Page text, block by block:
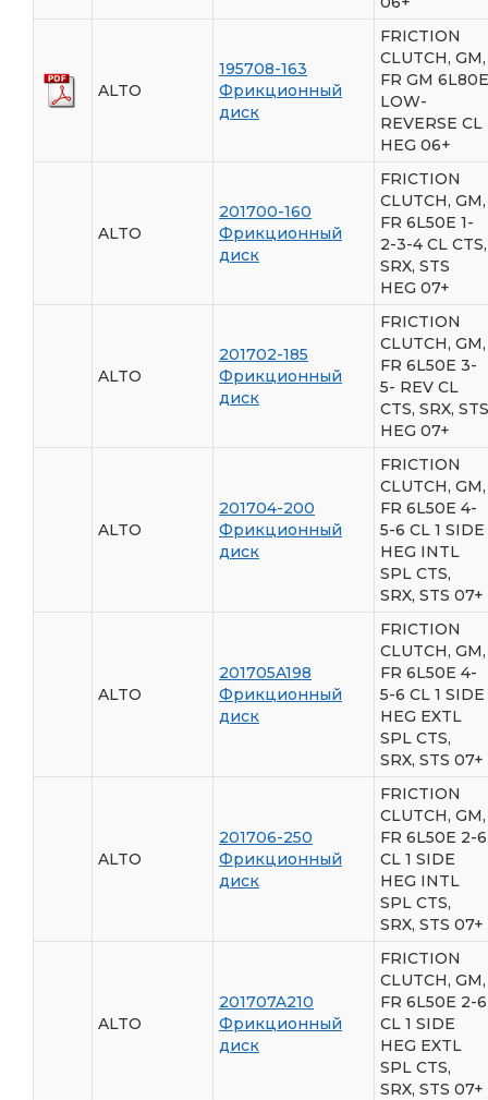
ALTO
195708-163
Фрикционный
диск
FRICTION
CLUTCH, GM,
FR GM 6L80E
LOW-
REVERSE CL
HEG 06+
ALTO
201700-160
Фрикционный
диск
FRICTION
CLUTCH, GM,
FR 6L50E 1-
2-3-4 CL CTS,
SRX, STS
HEG 07+
ALTO
201702-185
Фрикционный
диск
FRICTION
CLUTCH, GM,
FR 6L50E 3-
5- REV CL
CTS, SRX, STS
HEG 07+
ALTO
201704-200
Фрикционный
диск
FRICTION
CLUTCH, GM,
FR 6L50E 4-
5-6 CL 1 SIDE
HEG INTL
SPL CTS,
SRX, STS 07+
ALTO
201705A198
Фрикционный
диск
FRICTION
CLUTCH, GM,
FR 6L50E 4-
5-6 CL 1 SIDE
HEG EXTL
SPL CTS,
SRX, STS 07+
ALTO
201706-250
Фрикционный
диск
FRICTION
CLUTCH, GM,
FR 6L50E 2-6
CL 1 SIDE
HEG INTL
SPL CTS,
SRX, STS 07+
ALTO
201707A210
Фрикционный
диск
FRICTION
CLUTCH, GM,
FR 6L50E 2-6
CL 1 SIDE
HEG EXTL
SPL CTS,
SRX, STS 07+